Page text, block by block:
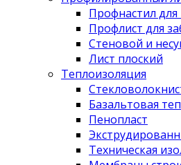
Профнастил для
Профлист для
Стеновой и
Лист плоский
Теплоизоляция
Базальтовая
Пенопласт
Техническая